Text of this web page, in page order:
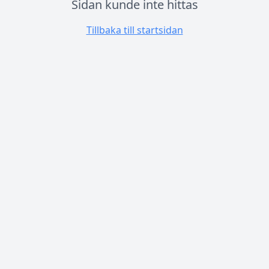
Sidan kunde inte hittas
Tillbaka till startsidan